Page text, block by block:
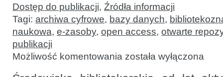
Dostęp do publikacji, Źródła informacji
Tagi: archiwa cyfrowe, bazy danych,
naukowa, e-zasoby, open access, otwarte
publikacji
Możliwość komentowania Otwarte
zasoby
w edukacji
została wyłączona